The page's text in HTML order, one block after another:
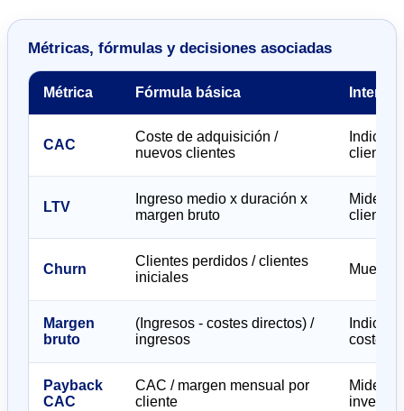
Métricas, fórmulas y decisiones asociadas
Métrica Fórmula básica
CAC
Coste de adquisición /
nuevos clientes
Indica
cliente.
LTV
Ingreso medio x duración x
margen bruto
Mide el
cliente.
Churn
Clientes perdidos / clientes
iniciales
Margen
bruto
(Ingresos - costes directos) /
ingresos
Indica
costes
Payback
CAC
CAC / margen mensual por
cliente
Mide